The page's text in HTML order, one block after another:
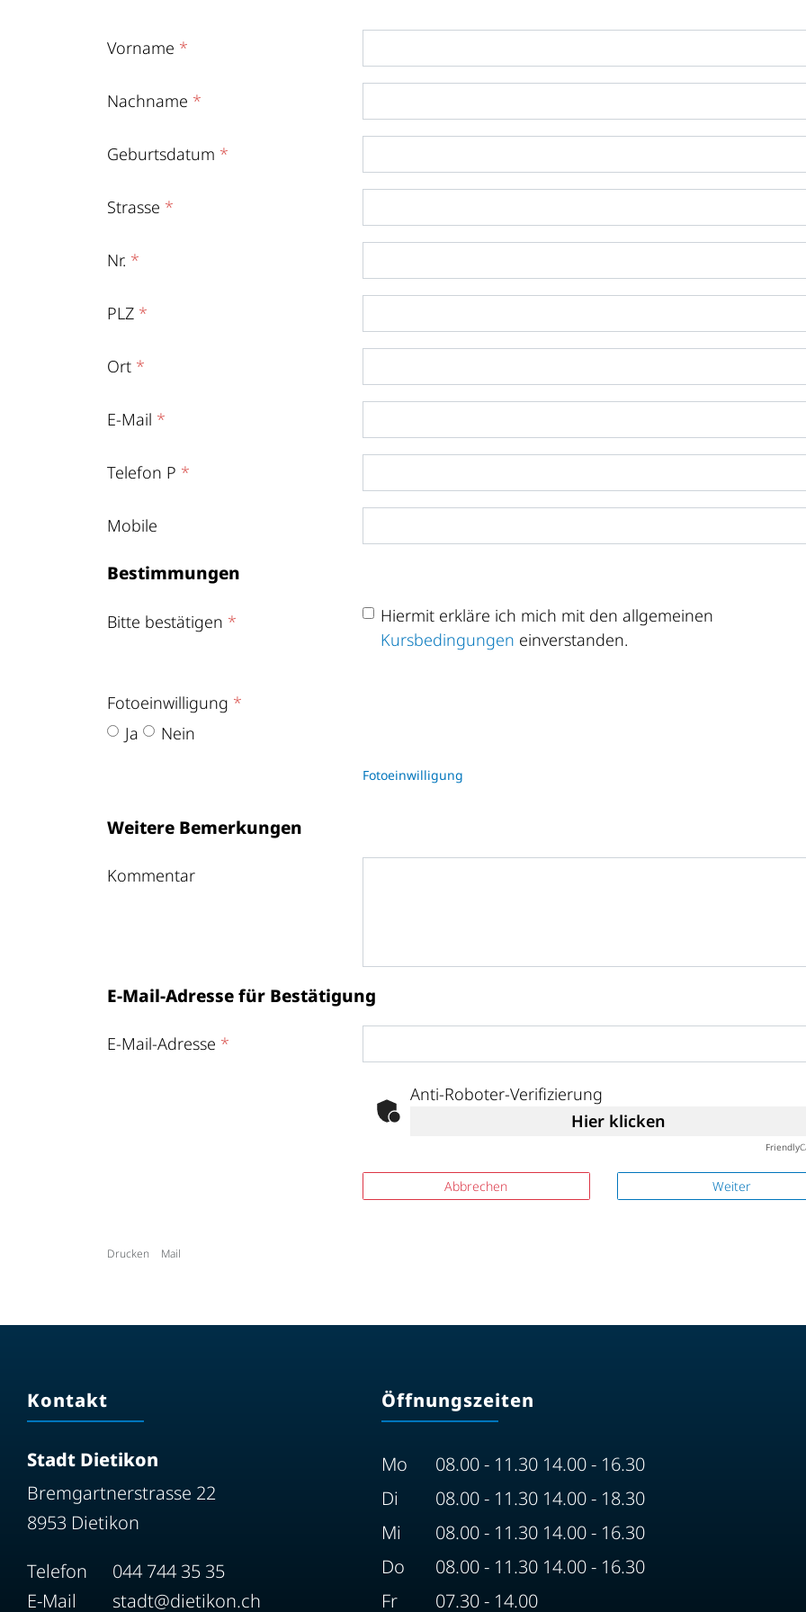
Vorname *
Nachname *
Geburtsdatum *
Strasse *
Nr. *
PLZ *
Ort *
E-Mail *
Telefon P *
Mobile
Bestimmungen
Bitte bestätigen *
Hiermit erkläre ich mich mit den allgemeinen
Kursbedingungen einverstanden.
Fotoeinwilligung *
Ja
Nein
Fotoeinwilligung
Weitere Bemerkungen
Kommentar
E-Mail-Adresse für Bestätigung
E-Mail-Adresse *
Anti-Roboter-Verifizierung
Hier klicken
Friendly
Abbrechen Weiter
Drucken Mail
Kontakt
Stadt Dietikon
Bremgartnerstrasse 22
8953 Dietikon
Telefon
044 744 35 35
E-Mail
stadt@dietikon.ch
Öffnungszeiten
Mo
08.00 - 11.30 14.00 - 16.30
Di
08.00 - 11.30 14.00 - 18.30
Mi
08.00 - 11.30 14.00 - 16.30
Do
08.00 - 11.30 14.00 - 16.30
Fr
07.30 - 14.00